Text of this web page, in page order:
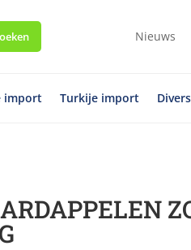
Nieuws
import Turkije import